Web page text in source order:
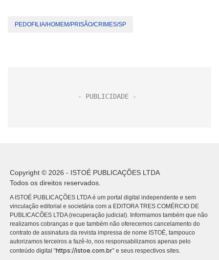
PEDOFILIA/HOMEM/PRISÃO/CRIMES/SP
Copyright © 2026 - ISTOÉ PUBLICAÇÕES LTDA
Todos os direitos reservados.
A ISTOÉ PUBLICAÇÕES LTDA é um portal digital independente e sem
vinculação editorial e societária com a EDITORA TRES COMÉRCIO DE
PUBLICACÕES LTDA (recuperação judicial). Informamos também que não
realizamos cobranças e que também não oferecemos cancelamento do
contrato de assinatura da revista impressa de nome ISTOÉ, tampouco
autorizamos terceiros a fazê-lo, nos responsabilizamos apenas pelo
conteúdo digital “https://istoe.com.br” e seus respectivos sites.